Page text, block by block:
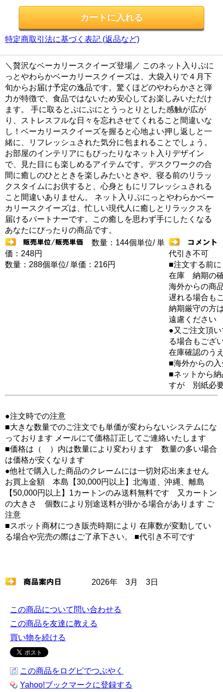
特定商取引法に基づく表記 (返品など)
＼贅沢なベーカリースクイーズ登場／ このネット入りぷに
っとやわらかベーカリースクイーズは、大袋入りで４月下
旬からお届け予定の逸品です。驚くほどのやわらかさと弾
力が特徴で、食品ではないため安心してお楽しみいただけ
ます。 手に取るとぷにぷにとうっとりとした感触が広が
り、ストレスフルな日々を忘れさせてくれること間違いな
し！ベーカリースクイーズを握ると心地よい押し返しと一
緒に、リフレッシュされた気分に包まれることでしょう。
お部屋のインテリアにもぴったりなネット入りデザイン
で、見た目にも楽しめるアイテムです。デスクワークの合
間に癒しのひとときを楽しみたいときや、寝る前のリラッ
クスタイムにお供すると、心身ともにリフレッシュされる
こと間違いありません。 ネット入りぷにっとやわらかベー
カリースクイーズは、忙しい現代人に癒しとリラックスを
届けるパートナーです。この癒しを思わず手にしたくなる
あなたにぴったりの商品です。
数量：144個単位/ 単
価：248円
数量：288個単位/ 単価：216円
代引き不可
■注文する前に
在庫 納期の
海外からの商
遅れる場合も
納期厳守の方
遠慮ください
●又ご注文頂
る場合もござ
在庫確認のう
■海外からの
■ネットから
すが 別紙必
●注文時での注意
■大きな数量でのご注文でも単価が変わらないシステムにな
っております メールにて価格訂正してご連絡いたします
■価格は（ ）内は数量により変わります 数量の多い場合
は価格が安くなります
●他社で購入した商品のクレームには一切対応出来ません
お買上金額 本島【30,000円以上】北海道、沖縄、離島
【50,000円以上】1カートンのみ送料無料です 又カートン
の大きさ 個数により別途送料が掛かる場合があります ご
注意
■スポット商材につき販売時期により 在庫数が変動してい
る場合や完売の際はご了承下さい。 ■代引き不可です
2026年 3月 3日
この商品について問い合わせる
この商品を友達に教える
買い物を続ける
この商品をログピでつぶやく
Yahoo!ブックマークに登録する